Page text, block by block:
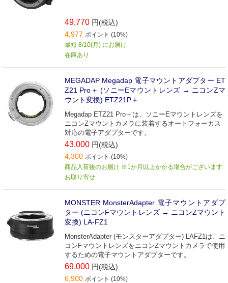
49,770 円(税込)
4,977 ポイント (10%)
最短 8/10(月) にお届け
在庫あり
MEGADAP Megadap 電子マウントアダプター ET
Z21 Pro＋ (ソニーEマウントレンズ → ニコンZマ
ウント変換) ETZ21P＋
Megadap ETZ21 Pro＋は、ソニーEマウントレンズを
ニコンZマウントカメラに装着するオートフォーカス
対応の電子アダプターです。
43,000 円(税込)
4,300 ポイント (10%)
商品入荷後のお届け ※1か月以上かかる場合がございます
お取り寄せ
MONSTER MonsterAdapter 電子マウントアダプ
ター (ニコンFマウントレンズ → ニコンZマウント
変換) LA-FZ1
MonsterAdapter (モンスターアダプター) LAFZ1は、ニ
コンFマウントレンズをニコンZマウントカメラで使用
するための電子マウントアダプターです。
69,000 円(税込)
6,900 ポイント (10%)